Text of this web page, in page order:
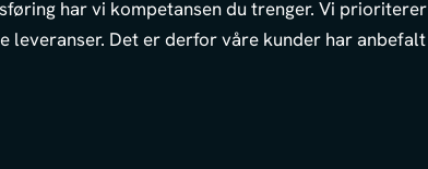
har vi kompetansen du trenger. Vi prioriterer
leveranser. Det er derfor våre kunder har anbefalt